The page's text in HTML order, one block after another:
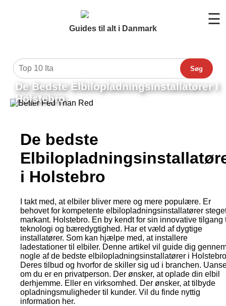
Guides til alt i Danmark
☰
Søg
De Bedste Elbilopladningsinstallatører I
Holstebro
De bedste
i Holstebro
I takt med, at elbiler bliver mere og mere populære. Er
behovet for kompetente elbilopladningsinstallatører
markant. Holstebro. En by kendt for sin innovative tilgang
teknologi og bæredygtighed. Har et væld af dygtige
installatører. Som kan hjælpe med, at installere
ladestationer til elbiler. Denne artikel vil guide dig
nogle af de bedste elbilopladningsinstallatører i
Deres tilbud og hvorfor de skiller sig ud i branchen.
om du er en privatperson. Der ønsker, at oplade din elbil
derhjemme. Eller en virksomhed. Der ønsker, at tilbyde
opladningsmuligheder til kunder. Vil du finde nyttig
information her.